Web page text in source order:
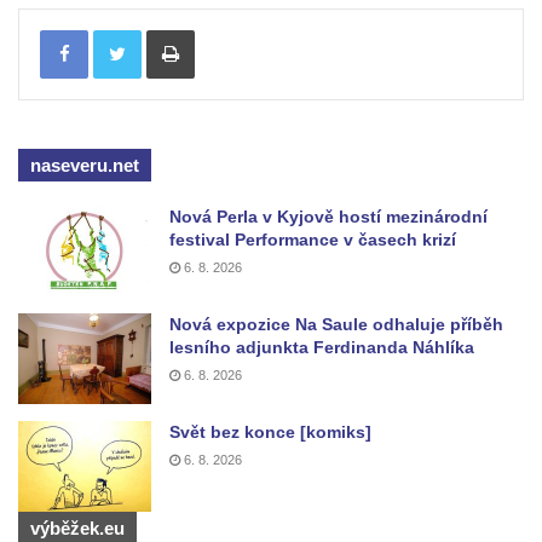
Hrobová kaple Johanna Nitsche na
hřbitově na Vlčí Hoře
Kaple Panny Marie Karmelské na Vlčí Hoře
Kostel svatého Bartoloměje v Teplicích
Kostel svatého Jana Křtitele na Zámeckém
náměstí v Teplicích
Chrám Povýšení svatého Kříže na
Zámeckém náměstí v Teplicích
Výklenková kaple u vodojemu v severní
části Kozel
Kaple u kostela svatého Jakuba Většího
Tisknout
naseveru.net
Nová Perla v Kyjově hostí mezinárodní
festival Performance v časech krizí
6. 8. 2026
Nová expozice Na Saule odhaluje příběh
lesního adjunkta Ferdinanda Náhlíka
6. 8. 2026
Svět bez konce [komiks]
6. 8. 2026
výběžek.eu